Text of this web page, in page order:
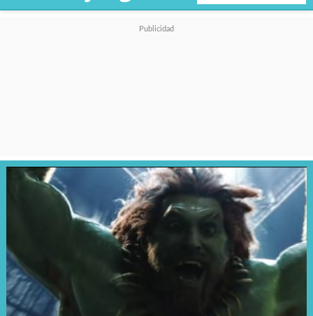
mediante su productora
-quien dirigió la anterior
entrega,
Matrix Resurrecciones,
de 2021-,será parte del
proyecto como productora
ejecutiva